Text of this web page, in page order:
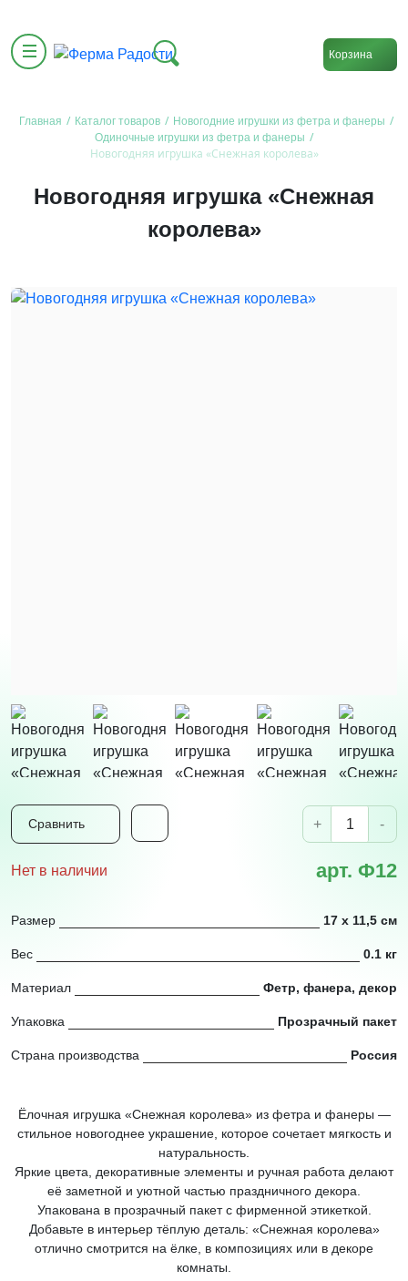
Корзина
Главная / Каталог товаров / Новогодние игрушки из фетра и фанеры /
Одиночные игрушки из фетра и фанеры /
Новогодняя игрушка «Снежная королева»
Новогодняя игрушка «Снежная
королева»
Сравнить + -
Нет в наличии арт. Ф12
Размер 17 х 11,5 см
Вес 0.1 кг
Материал Фетр, фанера, декор
Упаковка Прозрачный пакет
Страна производства Россия
Ёлочная игрушка «Снежная королева» из фетра и фанеры —
стильное новогоднее украшение, которое сочетает мягкость и
натуральность.
Яркие цвета, декоративные элементы и ручная работа делают
её заметной и уютной частью праздничного декора.
Упакована в прозрачный пакет с фирменной этикеткой.
Добавьте в интерьер тёплую деталь: «Снежная королева»
отлично смотрится на ёлке, в композициях или в декоре
комнаты.